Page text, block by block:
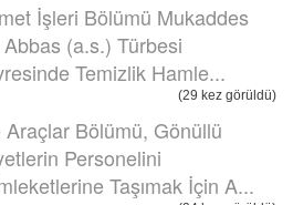
İşleri Bölümü Mukaddes
(a.s.) Türbesi
Temizlik Hamle...
(29 kez görüldü)
Araçlar Bölümü, Gönüllü
Personelini
Taşımak İçin A...